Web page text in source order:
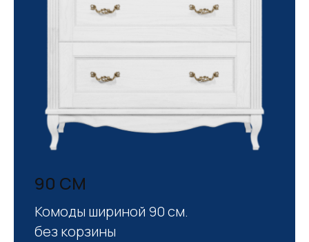
90 СМ
Комоды шириной 90 см.
без корзины